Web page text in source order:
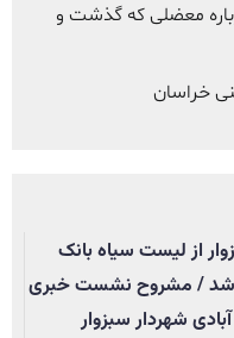
معضلی که گذشت و
خراسان
از لیست سیاه بانک
شد / مشروح نشست خبری
شهردار سبزوار